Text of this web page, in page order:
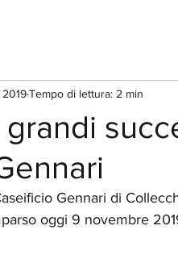
Tempo di lettura: 2 min
Gennari di
oggi 9 novembre